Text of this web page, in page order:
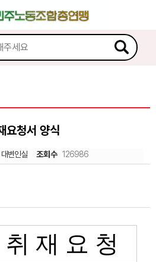
요청서 양식
대변인실 조회수 126986
취 재 요 청
스케치북5
케치북5